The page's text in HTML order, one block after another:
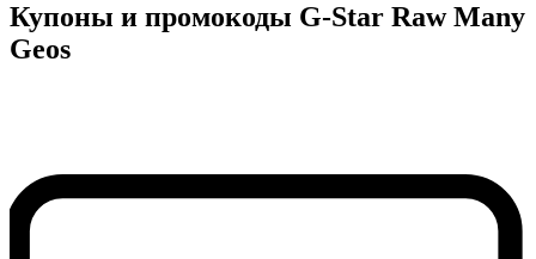
Купоны и промокоды G-Star Raw Many
Geos